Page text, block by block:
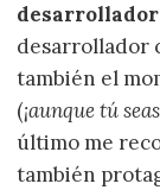
desarrollador
desarrollador
también el
(¡aunque tú
último me
también